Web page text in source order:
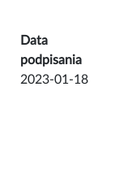
Data
podpisania
2023-01-18